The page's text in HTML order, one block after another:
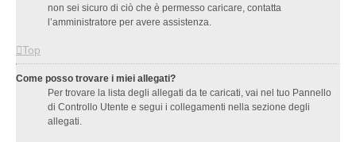
non sei sicuro di ciò che è permesso caricare, contatta
l’amministratore per avere assistenza.
Top
Come posso trovare i miei allegati?
Per trovare la lista degli allegati da te caricati, vai nel tuo Pannello
di Controllo Utente e segui i collegamenti nella sezione degli
allegati.